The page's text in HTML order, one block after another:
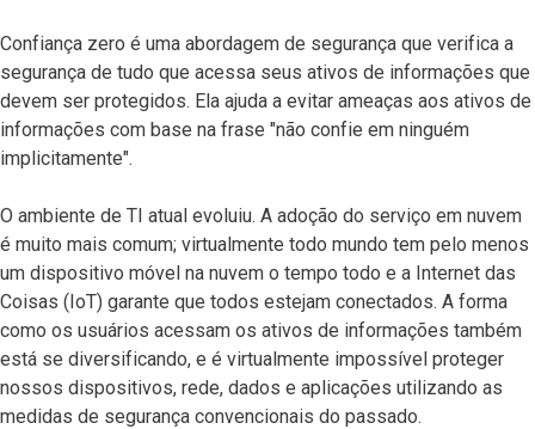
Confiança zero é uma abordagem de segurança que verifica a
segurança de tudo que acessa seus ativos de informações que
devem ser protegidos. Ela ajuda a evitar ameaças aos ativos de
informações com base na frase "não confie em ninguém
implicitamente".
O ambiente de TI atual evoluiu. A adoção do serviço em nuvem
é muito mais comum; virtualmente todo mundo tem pelo menos
um dispositivo móvel na nuvem o tempo todo e a Internet das
Coisas (IoT) garante que todos estejam conectados. A forma
como os usuários acessam os ativos de informações também
está se diversificando, e é virtualmente impossível proteger
nossos dispositivos, rede, dados e aplicações utilizando as
medidas de segurança convencionais do passado.